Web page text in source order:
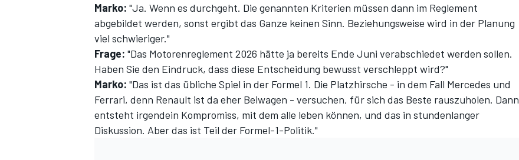
Marko: "Ja. Wenn es durchgeht. Die genannten Kriterien müssen dann im Reglement
abgebildet werden, sonst ergibt das Ganze keinen Sinn. Beziehungsweise wird in der Planung
viel schwieriger."
Frage: "Das Motorenreglement 2026 hätte ja bereits Ende Juni verabschiedet werden sollen.
Haben Sie den Eindruck, dass diese Entscheidung bewusst verschleppt wird?"
Marko: "Das ist das übliche Spiel in der Formel 1. Die Platzhirsche - in dem Fall Mercedes und
Ferrari, denn Renault ist da eher Beiwagen - versuchen, für sich das Beste rauszuholen. Dann
entsteht irgendein Kompromiss, mit dem alle leben können, und das in stundenlanger
Diskussion. Aber das ist Teil der Formel-1-Politik."